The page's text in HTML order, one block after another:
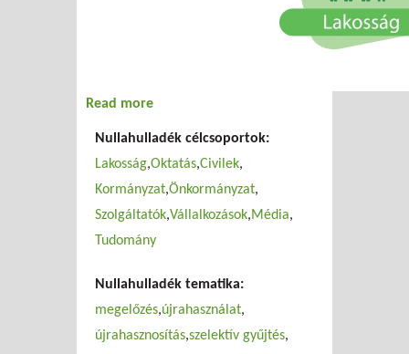
Read more
hulladékcsökkentésért?
Nullahulladék célcsoportok:
Lakosság Oktatás Civilek
Kormányzat Önkormányzat
Szolgáltatók Vállalkozások Média
Tudomány
Nullahulladék tematika:
megelőzés újrahasználat
újrahasznosítás szelektív gyűjtés